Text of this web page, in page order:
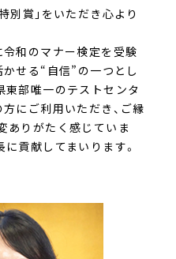
別賞｣をいただき心より
令和のマナー検定を受験
せる“自信”の一つとし
東部唯一のテストセンタ
にご利用いただき、ご縁
ありがたく感じていま
貢献してまいります。